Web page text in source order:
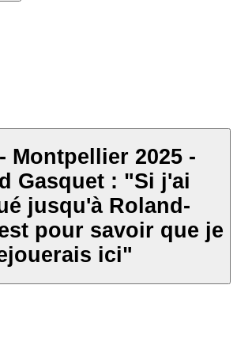
Montpellier 2025 -
Gasquet : "Si j'ai
jusqu'à Roland-
pour savoir que je
ici"